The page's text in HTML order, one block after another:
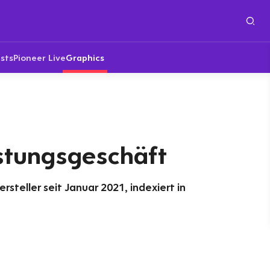
Pioneer LiveGraphics
seit Januar 2021, indexiert in